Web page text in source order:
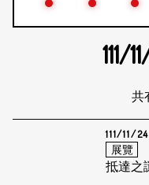
111/
共
111/11/24
展覽
抵達之